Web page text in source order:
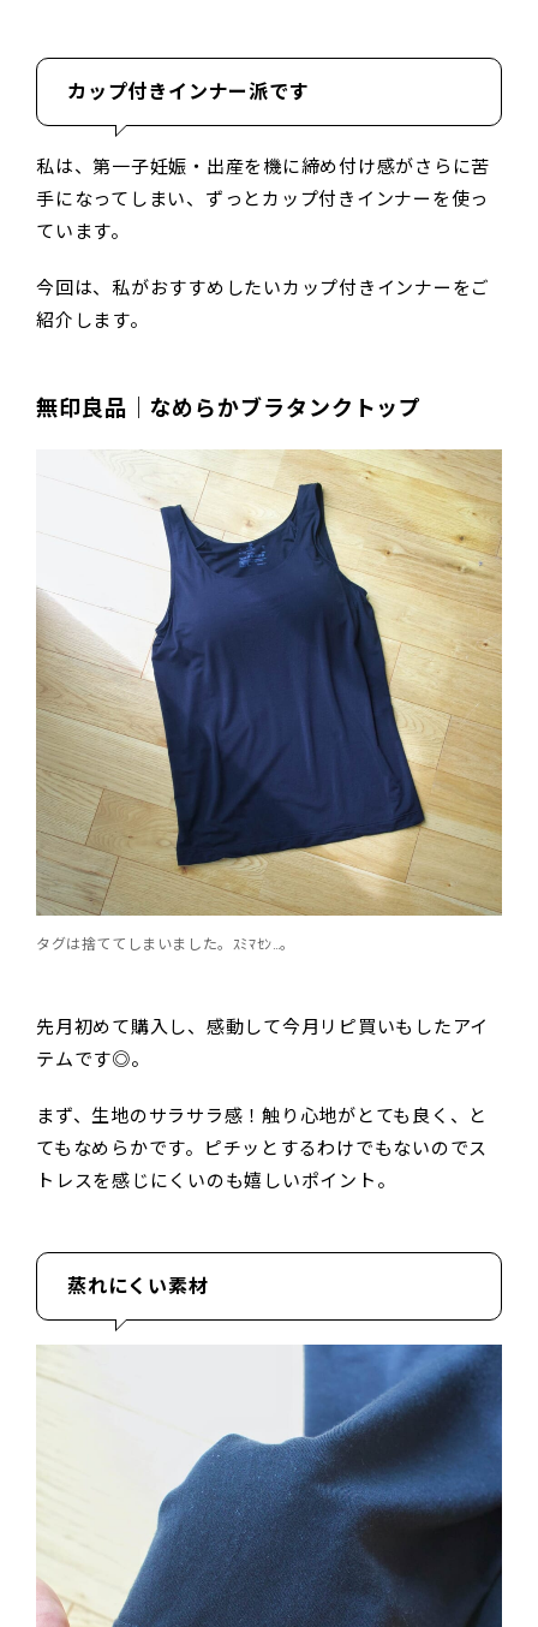
カップ付きインナー派です
私は、第一子妊娠・出産を機に締め付け感がさらに苦
手になってしまい、ずっとカップ付きインナーを使っ
ています。
今回は、私がおすすめしたいカップ付きインナーをご
紹介します。
無印良品｜なめらかブラタンクトップ
タグは捨ててしまいました。ｽﾐﾏｾﾝ…。
先月初めて購入し、感動して今月リピ買いもしたアイ
テムです◎。
まず、生地のサラサラ感！触り心地がとても良く、と
てもなめらかです。ピチッとするわけでもないのでス
トレスを感じにくいのも嬉しいポイント。
蒸れにくい素材